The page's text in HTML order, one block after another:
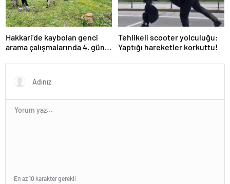
Hakkari’de kaybolan genci
arama çalışmalarında 4. gün:
omzu çıktı!
Tehlikeli scooter yolculuğu:
Yaptığı hareketler korkuttu!
En az 10 karakter gerekli